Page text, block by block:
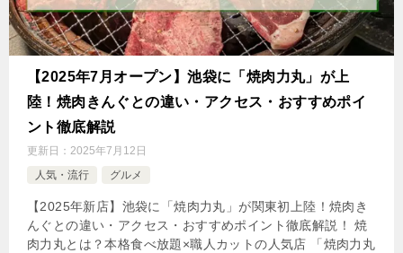
【2025年7月オープン】池袋に「焼肉力丸」が上
陸！焼肉きんぐとの違い・アクセス・おすすめポイ
ント徹底解説
更新日： 2025年7月12日
人気・流行
グルメ
【2025年新店】池袋に「焼肉力丸」が関東初上陸！焼肉き
んぐとの違い・アクセス・おすすめポイント徹底解説！ 焼
肉力丸とは？本格食べ放題×職人カットの人気店 「焼肉力丸